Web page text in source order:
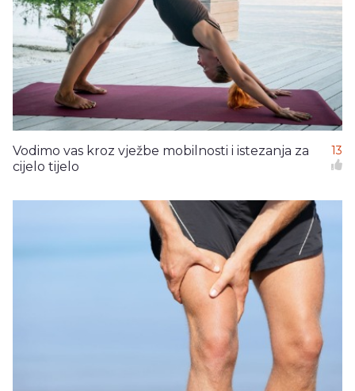
Vodimo vas kroz vježbe mobilnosti i istezanja za
cijelo tijelo
13